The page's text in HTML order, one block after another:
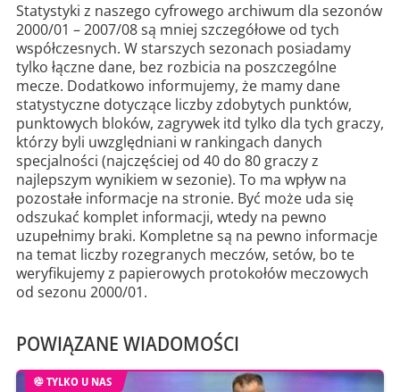
Statystyki z naszego cyfrowego archiwum dla sezonów
2000/01 – 2007/08 są mniej szczegółowe od tych
współczesnych. W starszych sezonach posiadamy
tylko łączne dane, bez rozbicia na poszczególne
mecze. Dodatkowo informujemy, że mamy dane
statystyczne dotyczące liczby zdobytych punktów,
punktowych bloków, zagrywek itd tylko dla tych graczy,
którzy byli uwzględniani w rankingach danych
specjalności (najczęściej od 40 do 80 graczy z
najlepszym wynikiem w sezonie). To ma wpływ na
pozostałe informacje na stronie. Być może uda się
odszukać komplet informacji, wtedy na pewno
uzupełnimy braki. Kompletne są na pewno informacje
na temat liczby rozegranych meczów, setów, bo te
weryfikujemy z papierowych protokołów meczowych
od sezonu 2000/01.
POWIĄZANE WIADOMOŚCI
TYLKO U NAS